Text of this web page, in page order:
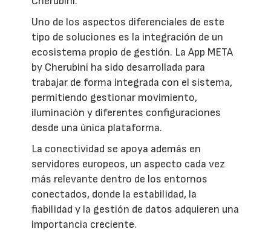
Uno de los aspectos diferenciales de este
tipo de soluciones es la integración de un
ecosistema propio de gestión. La App META
by Cherubini ha sido desarrollada para
trabajar de forma integrada con el sistema,
permitiendo gestionar movimiento,
iluminación y diferentes configuraciones
desde una única plataforma.
La conectividad se apoya además en
servidores europeos, un aspecto cada vez
más relevante dentro de los entornos
conectados, donde la estabilidad, la
fiabilidad y la gestión de datos adquieren una
importancia creciente.